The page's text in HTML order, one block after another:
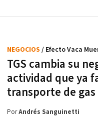
TGS cambia su
actividad que ya
transporte de gas
NEGOCIOS / Efecto Vaca
PorAndrés Sanguinetti